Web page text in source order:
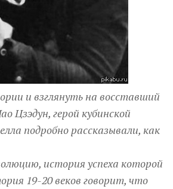
и взглянуть на восставший
Цзэдун, герой кубинской
подробно рассказывали, как
история успеха которой
19-20 веков говорит, что